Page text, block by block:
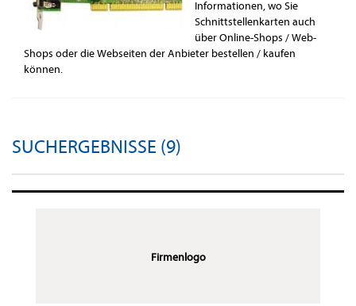
Informationen, wo Sie
Schnittstellenkarten auch
über Online-Shops / Web-
Shops oder die Webseiten der Anbieter bestellen / kaufen
können.
SUCHERGEBNISSE (9)
Firmenlogo